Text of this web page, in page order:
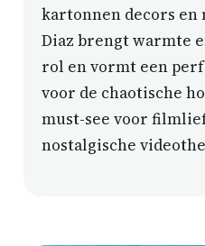
kartonnen decors en
Diaz brengt warmte
rol en vormt een
voor de chaotische
must-see voor
nostalgische